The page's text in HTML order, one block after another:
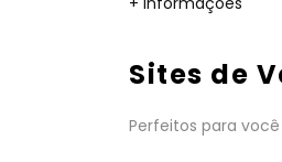
Sites de
Perfeitos para